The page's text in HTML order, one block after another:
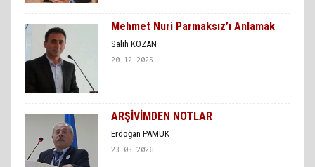
Mehmet Nuri Parmaksız’ı Anlamak
Salih KOZAN
20.12.2025
ARŞİVİMDEN NOTLAR
Erdoğan PAMUK
23.03.2026